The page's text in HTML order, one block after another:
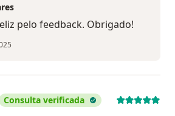
pelo feedback. Obrigado!
Consulta verificada